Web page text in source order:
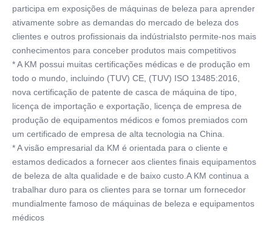
participa em exposições de máquinas de beleza para aprender
ativamente sobre as demandas do mercado de beleza dos
clientes e outros profissionais da indústriaIsto permite-nos mais
conhecimentos para conceber produtos mais competitivos
* A KM possui muitas certificações médicas e de produção em
todo o mundo, incluindo (TUV) CE, (TUV) ISO 13485:2016,
nova certificação de patente de casca de máquina de tipo,
licença de importação e exportação, licença de empresa de
produção de equipamentos médicos e fomos premiados com
um certificado de empresa de alta tecnologia na China.
* A visão empresarial da KM é orientada para o cliente e
estamos dedicados a fornecer aos clientes finais equipamentos
de beleza de alta qualidade e de baixo custo.A KM continua a
trabalhar duro para os clientes para se tornar um fornecedor
mundialmente famoso de máquinas de beleza e equipamentos
médicos